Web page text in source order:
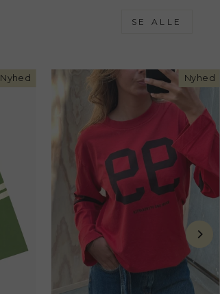
SE ALLE
Nyhed Nyhed